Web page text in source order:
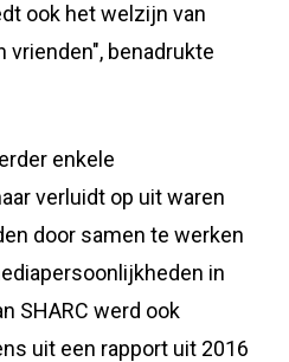
ook het welzijn van
vrienden", benadrukte
enkele
verluidt op uit waren
door samen te werken
in
SHARC werd ook
uit een rapport uit 2016